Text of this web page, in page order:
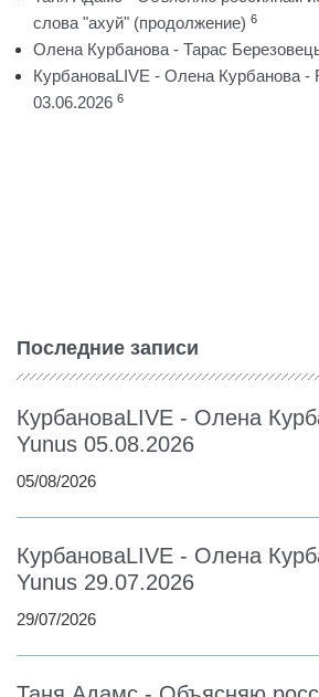
слова "ахуй" (продолжение) 6
Олена Курбанова - Тарас
КурбановаLIVE - Олена Курбанова -
03.06.2026 6
Последние записи
КурбановаLIVE - Олена
Yunus 05.08.2026
05/08/2026
КурбановаLIVE - Олена
Yunus 29.07.2026
29/07/2026